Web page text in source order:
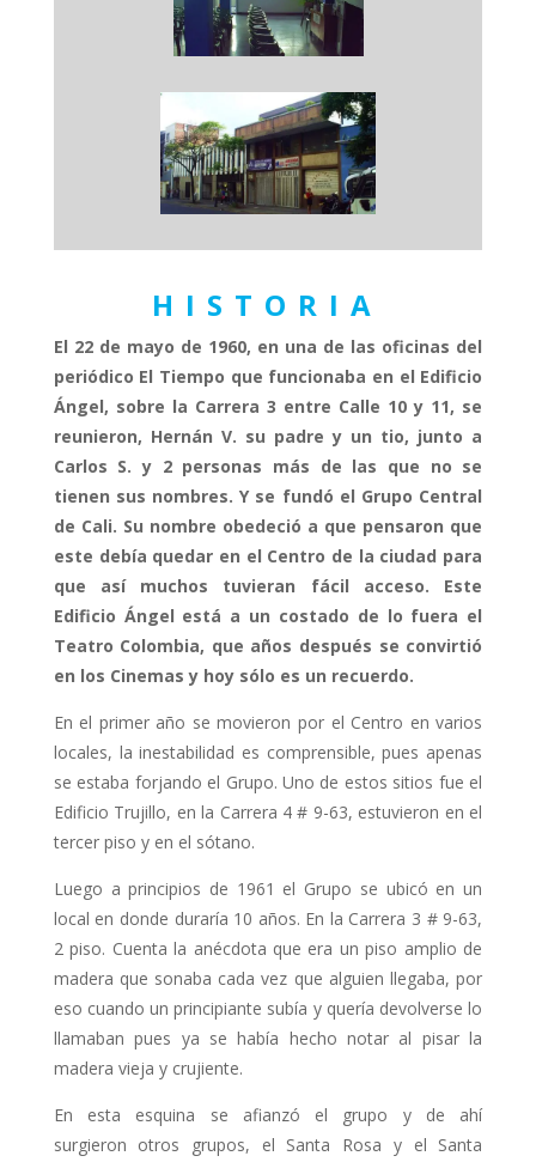
HISTORIA
El 22 de mayo de 1960, en una de las oficinas del
periódico El Tiempo que funcionaba en el Edificio
Ángel, sobre la Carrera 3 entre Calle 10 y 11, se
reunieron, Hernán V. su padre y un tio, junto a
Carlos S. y 2 personas más de las que no se
tienen sus nombres. Y se fundó el Grupo Central
de Cali. Su nombre obedeció a que pensaron que
este debía quedar en el Centro de la ciudad para
que así muchos tuvieran fácil acceso. Este
Edificio Ángel está a un costado de lo fuera el
Teatro Colombia, que años después se convirtió
en los Cinemas y hoy sólo es un recuerdo.
En el primer año se movieron por el Centro en varios
locales, la inestabilidad es comprensible, pues apenas
se estaba forjando el Grupo. Uno de estos sitios fue el
Edificio Trujillo, en la Carrera 4 # 9-63, estuvieron en el
tercer piso y en el sótano.
Luego a principios de 1961 el Grupo se ubicó en un
local en donde duraría 10 años. En la Carrera 3 # 9-63,
2 piso. Cuenta la anécdota que era un piso amplio de
madera que sonaba cada vez que alguien llegaba, por
eso cuando un principiante subía y quería devolverse lo
llamaban pues ya se había hecho notar al pisar la
madera vieja y crujiente.
En esta esquina se afianzó el grupo y de ahí
surgieron otros grupos, el Santa Rosa y el Santa